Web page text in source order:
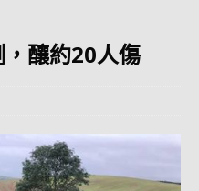
釀約20人傷